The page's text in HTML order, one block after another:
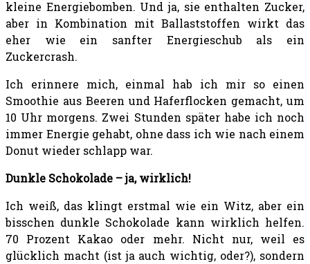
kleine Energiebomben. Und ja, sie enthalten Zucker,
aber in Kombination mit Ballaststoffen wirkt das
eher wie ein sanfter Energieschub als ein
Zuckercrash.
Ich erinnere mich, einmal hab ich mir so einen
Smoothie aus Beeren und Haferflocken gemacht, um
10 Uhr morgens. Zwei Stunden später habe ich noch
immer Energie gehabt, ohne dass ich wie nach einem
Donut wieder schlapp war.
Dunkle Schokolade – ja, wirklich!
Ich weiß, das klingt erstmal wie ein Witz, aber ein
bisschen dunkle Schokolade kann wirklich helfen.
70 Prozent Kakao oder mehr. Nicht nur, weil es
glücklich macht (ist ja auch wichtig, oder?), sondern